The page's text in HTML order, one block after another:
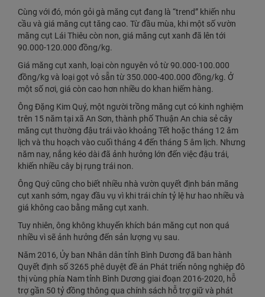
Cùng với đó, món gỏi gà măng cụt đang là “trend” khiến nhu
cầu và giá măng cụt tăng cao. Từ đầu mùa, khi một số vườn
măng cụt Lái Thiêu còn non, giá măng cụt xanh đã lên tới
90.000-120.000 đồng/kg.
Giá măng cụt xanh, loại còn nguyên vỏ từ 90.000-100.000
đồng/kg và loại gọt vỏ sẵn từ 350.000-400.000 đồng/kg. Ở
một số nơi, giá còn cao hơn nhiều do khan hiếm hàng.
Ông Đặng Kim Quý, một người trồng măng cụt có kinh nghiệm
trên 15 năm tại xã An Sơn, thành phố Thuận An chia sẻ cây
măng cụt thường đậu trái vào khoảng Tết hoặc tháng 12 âm
lịch và thu hoạch vào cuối tháng 4 đến tháng 5 âm lịch. Nhưng
năm nay, nắng kéo dài đã ảnh hưởng lớn đến việc đậu trái,
khiến nhiều cây bị rụng trái non.
Ông Quý cũng cho biết nhiều nhà vườn quyết định bán măng
cụt xanh sớm, ngay đầu vụ vì khi trái chín tỷ lệ hư hao nhiều và
giá không cao bằng măng cụt xanh.
Tuy nhiên, ông không khuyến khích bán măng cụt non quá
nhiều vì sẽ ảnh hưởng đến sản lượng vụ sau.
Năm 2016, Ủy ban Nhân dân tỉnh Bình Dương đã ban hành
Quyết định số 3265 phê duyệt đề án Phát triển nông nghiệp đô
thị vùng phía Nam tỉnh Bình Dương giai đoạn 2016-2020, hỗ
trợ gần 50 tỷ đồng thông qua chính sách hỗ trợ giữ và phát